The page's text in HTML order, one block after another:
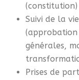
(constitution)
Suivi de la
(approbation
générales,
Prises de